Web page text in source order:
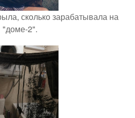
сколько зарабатывала на
"доме-2".